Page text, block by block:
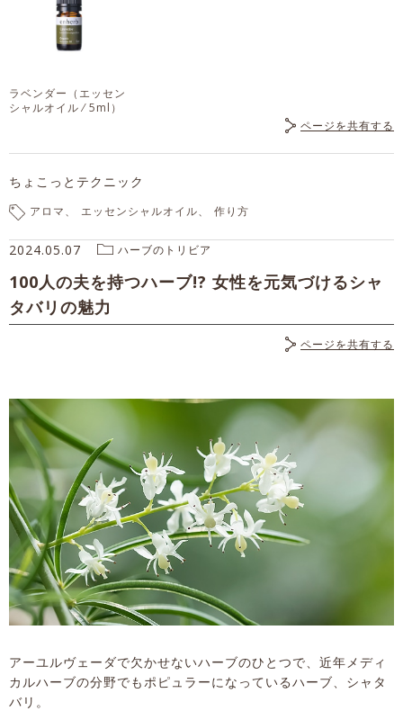
ラベンダー （エッセン
シャルオイル ⁄ 5ml）
ページを共有する
ちょこっとテクニック
アロマ エッセンシャルオイル 作り方
2024.05.07 ハーブのトリビア
100人の夫を持つハーブ!? 女性を元気づけるシャ
タバリの魅力
ページを共有する
アーユルヴェーダで欠かせないハーブのひとつで、近年メディ
カルハーブの分野でもポピュラーになっているハーブ、シャタ
バリ。